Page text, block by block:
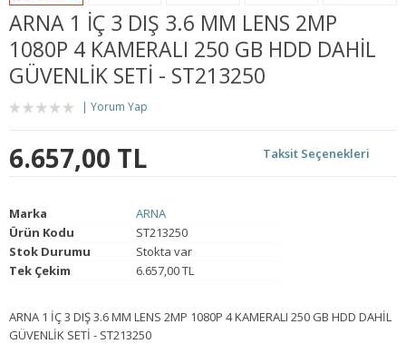
ARNA 1 İÇ 3 DIŞ 3.6 MM LENS 2MP
1080P 4 KAMERALI 250 GB HDD DAHİL
GÜVENLİK SETİ - ST213250
Yorum Yap
6.657,00 TL Taksit Seçenekleri
Marka
ARNA
Ürün Kodu
ST213250
Stok Durumu
Stokta var
Tek Çekim
6.657,00 TL
ARNA 1 İÇ 3 DIŞ 3.6 MM LENS 2MP 1080P 4 KAMERALI 250 GB HDD DAHİL
GÜVENLİK SETİ - ST213250